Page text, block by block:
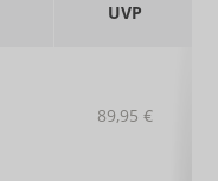
UVP
89,95 €